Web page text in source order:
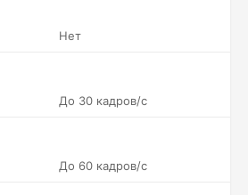
Нет
До 30 кадров/c
До 60 кадров/c